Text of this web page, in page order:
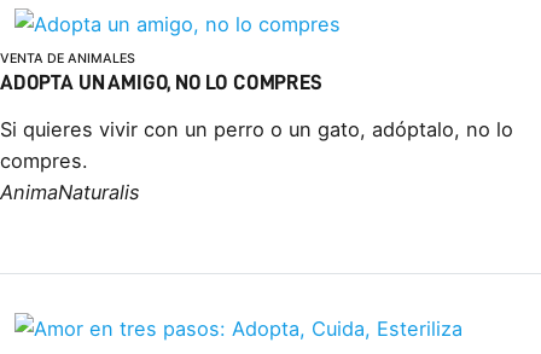
VENTA DE ANIMALES
ADOPTA UN AMIGO, NO LO COMPRES
Si quieres vivir con un perro o un gato, adóptalo, no lo
compres.
AnimaNaturalis